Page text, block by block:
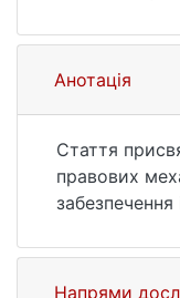
2195/2023/
Юридичні
26. DOI:
Анотація
Стаття
правових
забезпечення
механізму
Напрями